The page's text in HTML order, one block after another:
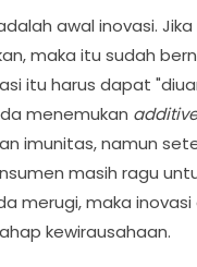
awal inovasi.
maka itu sudah
itu harus dapat
menemukan
imunitas, namun
masih ragu
merugi, maka
kewirausahaan.